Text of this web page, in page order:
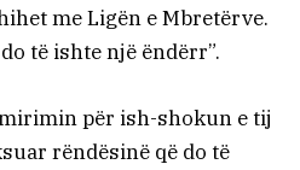
me Ligën e Mbretërve.
të ishte një ëndërr”.
për ish-shokun e tij
rëndësinë që do të